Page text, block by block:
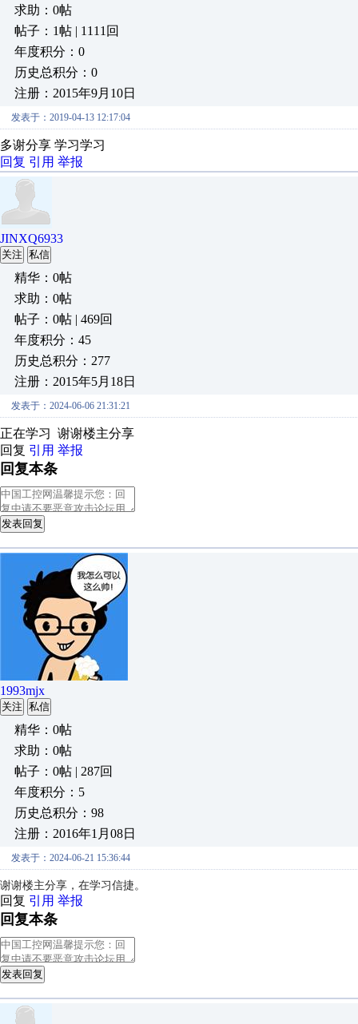
求助：0帖
帖子：1帖 | 1111回
年度积分：0
历史总积分：0
注册：2015年9月10日
发表于：2019-04-13 12:17:04
多谢分享 学习学习
回复 引用 举报
JINXQ6933
关注 私信
精华：0帖
求助：0帖
帖子：0帖 | 469回
年度积分：45
历史总积分：277
注册：2015年5月18日
发表于：2024-06-06 21:31:21
正在学习 谢谢楼主分享
回复 引用 举报
回复本条
发表回复
1993mjx
关注 私信
精华：0帖
求助：0帖
帖子：0帖 | 287回
年度积分：5
历史总积分：98
注册：2016年1月08日
发表于：2024-06-21 15:36:44
谢谢楼主分享，在学习信捷。
回复 引用 举报
回复本条
发表回复